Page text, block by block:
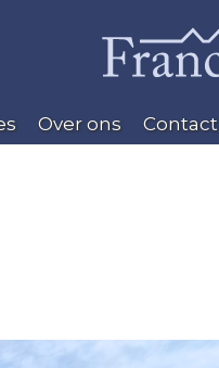
Over ons Contact